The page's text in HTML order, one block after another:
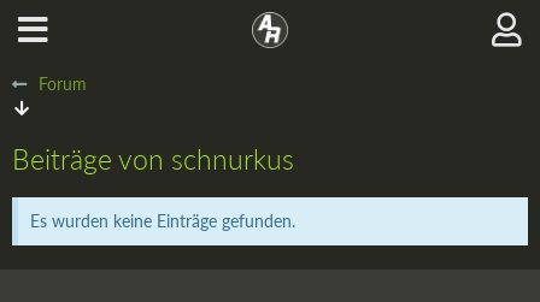
Forum
Beiträge von schnurkus
Es wurden keine Einträge gefunden.